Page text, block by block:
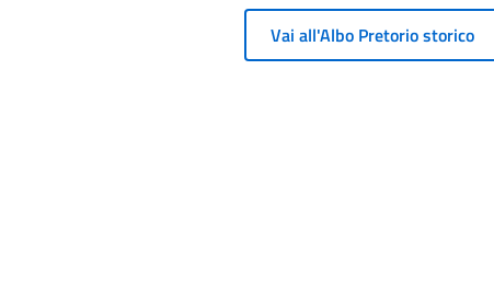
Vai all'Albo Pretorio storico